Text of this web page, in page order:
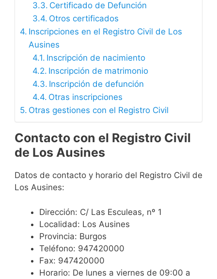
Certificado de Defunción
Otros certificados
Inscripciones en el Registro Civil de Los
Ausines
Inscripción de nacimiento
Inscripción de matrimonio
Inscripción de defunción
Otras inscripciones
Otras gestiones con el Registro Civil
Contacto con el Registro Civil
de Los Ausines
Datos de contacto y horario del Registro Civil de
Los Ausines:
Dirección: C/ Las Esculeas, nº 1
Localidad: Los Ausines
Provincia: Burgos
Teléfono: 947420000
Fax: 947420000
Horario: De lunes a viernes de 09:00 a